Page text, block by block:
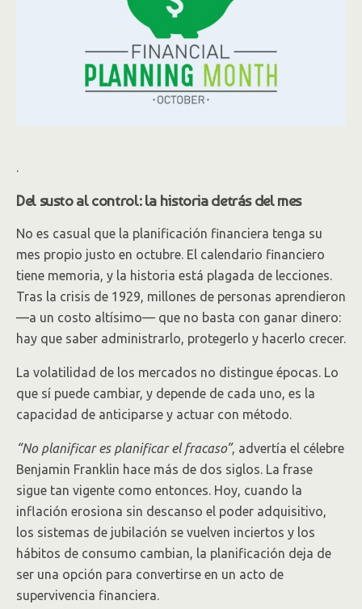
.
Del susto al control: la historia detrás del mes
No es casual que la planificación financiera tenga su
mes propio justo en octubre. El calendario financiero
tiene memoria, y la historia está plagada de lecciones.
Tras la crisis de 1929, millones de personas aprendieron
—a un costo altísimo— que no basta con ganar dinero:
hay que saber administrarlo, protegerlo y hacerlo crecer.
La volatilidad de los mercados no distingue épocas. Lo
que sí puede cambiar, y depende de cada uno, es la
capacidad de anticiparse y actuar con método.
“No planificar es planificar el fracaso”, advertía el célebre
Benjamin Franklin hace más de dos siglos. La frase
sigue tan vigente como entonces. Hoy, cuando la
inflación erosiona sin descanso el poder adquisitivo,
los sistemas de jubilación se vuelven inciertos y los
hábitos de consumo cambian, la planificación deja de
ser una opción para convertirse en un acto de
supervivencia financiera.